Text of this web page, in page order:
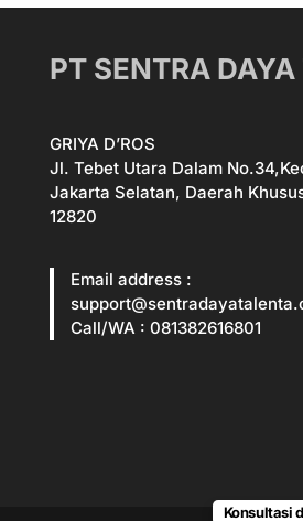
PT SENTRA
GRIYA D’ROS
Jl. Tebet Utara Dalam
Jakarta Selatan, Daerah
12820
Email address :
Call/WA : 081382616801
Konsultasi